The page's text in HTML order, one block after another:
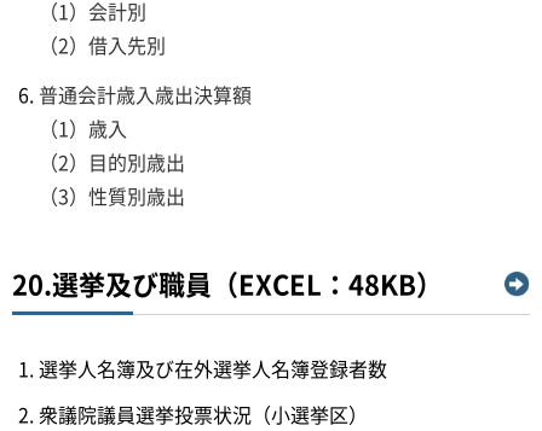
（1）会計別
（2）借入先別
普通会計歳入歳出決算額
（1）歳入
（2）目的別歳出
（3）性質別歳出
20.選挙及び職員（EXCEL：48KB）
選挙人名簿及び在外選挙人名簿登録者数
衆議院議員選挙投票状況（小選挙区）